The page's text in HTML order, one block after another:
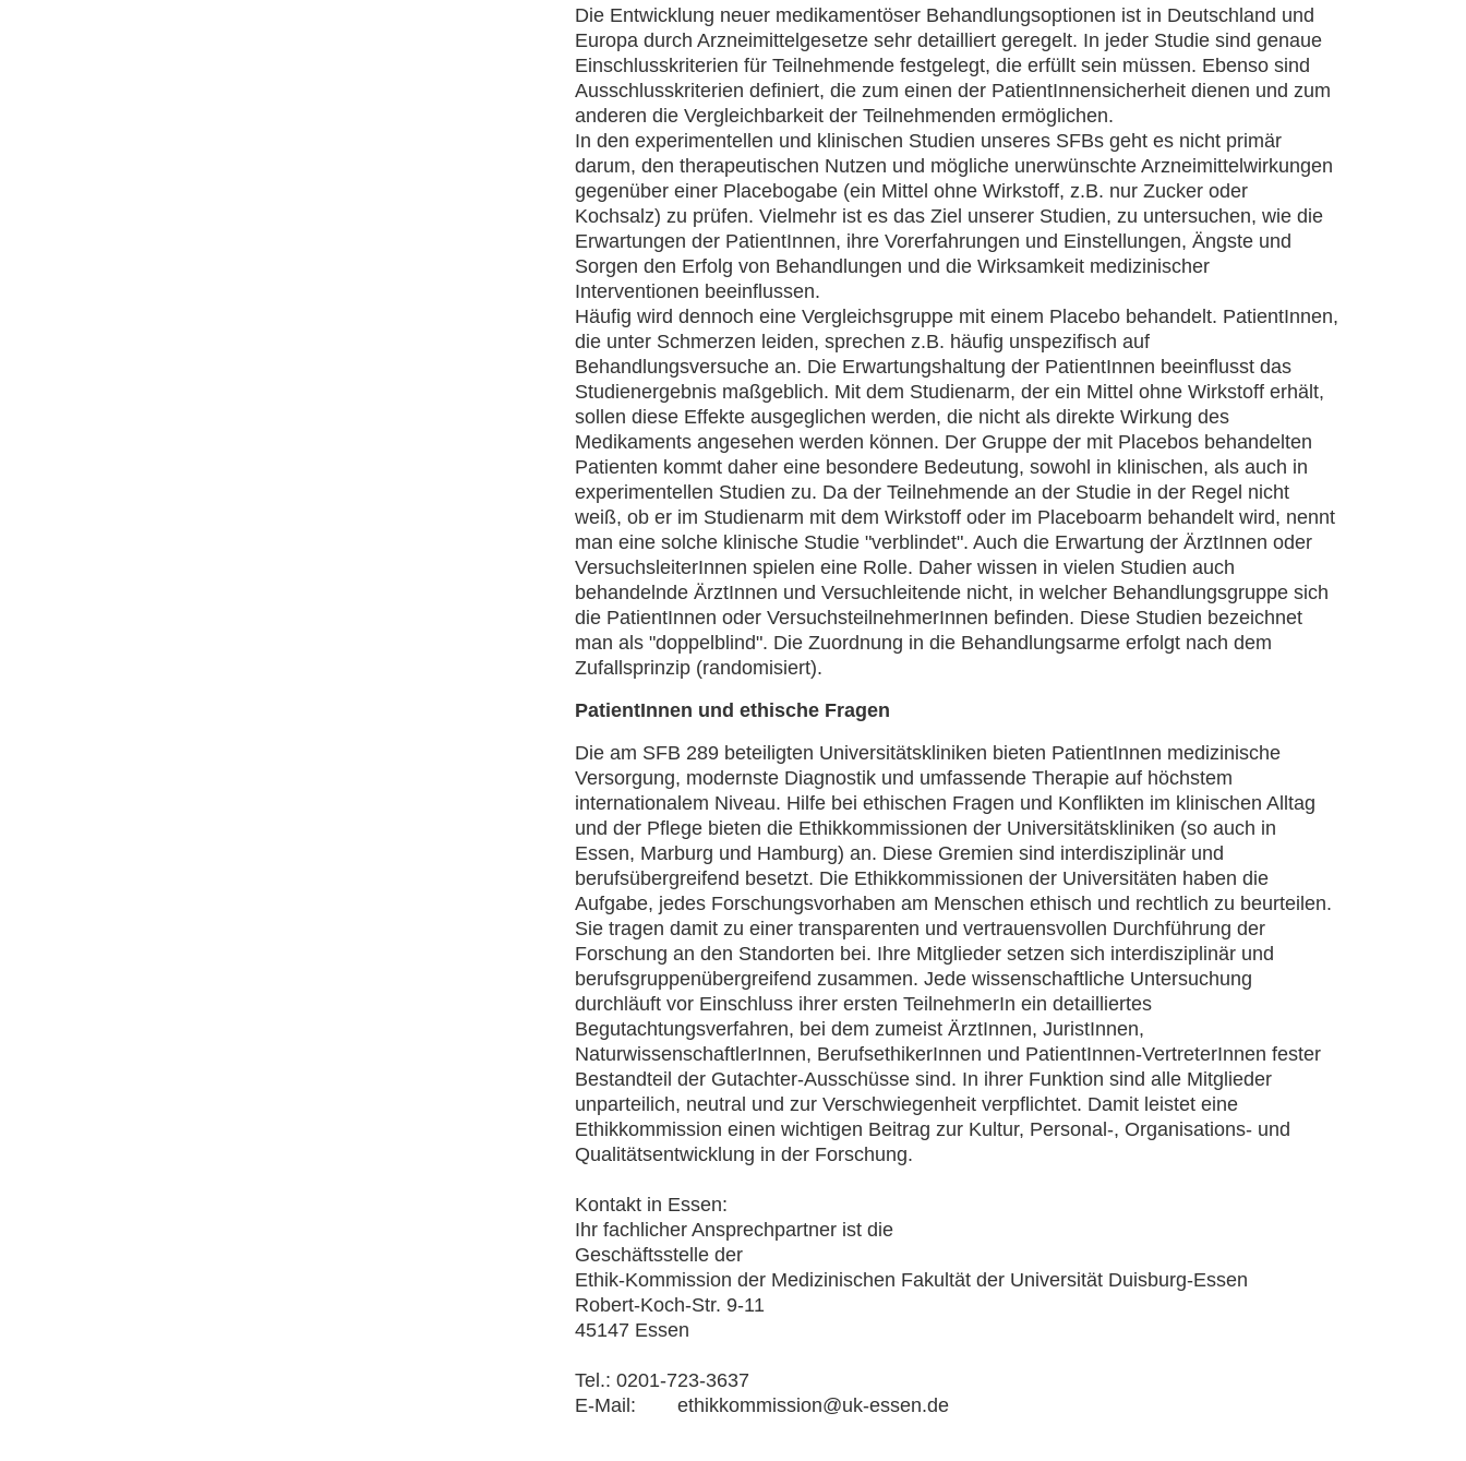
Die Entwicklung neuer medikamentöser Behandlungsoptionen ist in Deutschland und
Europa durch Arzneimittelgesetze sehr detailliert geregelt. In jeder Studie sind genaue
Einschlusskriterien für Teilnehmende festgelegt, die erfüllt sein müssen. Ebenso sind
Ausschlusskriterien definiert, die zum einen der PatientInnensicherheit dienen und zum
anderen die Vergleichbarkeit der Teilnehmenden ermöglichen.
In den experimentellen und klinischen Studien unseres SFBs geht es nicht primär
darum, den therapeutischen Nutzen und mögliche unerwünschte Arzneimittelwirkungen
gegenüber einer Placebogabe (ein Mittel ohne Wirkstoff, z.B. nur Zucker oder
Kochsalz) zu prüfen. Vielmehr ist es das Ziel unserer Studien, zu untersuchen, wie die
Erwartungen der PatientInnen, ihre Vorerfahrungen und Einstellungen, Ängste und
Sorgen den Erfolg von Behandlungen und die Wirksamkeit medizinischer
Interventionen beeinflussen.
Häufig wird dennoch eine Vergleichsgruppe mit einem Placebo behandelt. PatientInnen,
die unter Schmerzen leiden, sprechen z.B. häufig unspezifisch auf
Behandlungsversuche an. Die Erwartungshaltung der PatientInnen beeinflusst das
Studienergebnis maßgeblich. Mit dem Studienarm, der ein Mittel ohne Wirkstoff erhält,
sollen diese Effekte ausgeglichen werden, die nicht als direkte Wirkung des
Medikaments angesehen werden können. Der Gruppe der mit Placebos behandelten
Patienten kommt daher eine besondere Bedeutung, sowohl in klinischen, als auch in
experimentellen Studien zu. Da der Teilnehmende an der Studie in der Regel nicht
weiß, ob er im Studienarm mit dem Wirkstoff oder im Placeboarm behandelt wird, nennt
man eine solche klinische Studie "verblindet". Auch die Erwartung der ÄrztInnen oder
VersuchsleiterInnen spielen eine Rolle. Daher wissen in vielen Studien auch
behandelnde ÄrztInnen und Versuchleitende nicht, in welcher Behandlungsgruppe sich
die PatientInnen oder VersuchsteilnehmerInnen befinden. Diese Studien bezeichnet
man als "doppelblind". Die Zuordnung in die Behandlungsarme erfolgt nach dem
Zufallsprinzip (randomisiert).
PatientInnen und ethische Fragen
Die am SFB 289 beteiligten Universitätskliniken bieten PatientInnen medizinische
Versorgung, modernste Diagnostik und umfassende Therapie auf höchstem
internationalem Niveau. Hilfe bei ethischen Fragen und Konflikten im klinischen Alltag
und der Pflege bieten die Ethikkommissionen der Universitätskliniken (so auch in
Essen, Marburg und Hamburg) an. Diese Gremien sind interdisziplinär und
berufsübergreifend besetzt. Die Ethikkommissionen der Universitäten haben die
Aufgabe, jedes Forschungsvorhaben am Menschen ethisch und rechtlich zu beurteilen.
Sie tragen damit zu einer transparenten und vertrauensvollen Durchführung der
Forschung an den Standorten bei. Ihre Mitglieder setzen sich interdisziplinär und
berufsgruppenübergreifend zusammen. Jede wissenschaftliche Untersuchung
durchläuft vor Einschluss ihrer ersten TeilnehmerIn ein detailliertes
Begutachtungsverfahren, bei dem zumeist ÄrztInnen, JuristInnen,
NaturwissenschaftlerInnen, BerufsethikerInnen und PatientInnen-VertreterInnen fester
Bestandteil der Gutachter-Ausschüsse sind. In ihrer Funktion sind alle Mitglieder
unparteilich, neutral und zur Verschwiegenheit verpflichtet. Damit leistet eine
Ethikkommission einen wichtigen Beitrag zur Kultur, Personal-, Organisations- und
Qualitätsentwicklung in der Forschung.
Kontakt in Essen:
Ihr fachlicher Ansprechpartner ist die
Geschäftsstelle der
Ethik-Kommission der Medizinischen Fakultät der Universität Duisburg-Essen
Robert-Koch-Str. 9-11
45147 Essen
Tel.: 0201-723-3637
E-Mail:
ethikkommission@uk-essen.de